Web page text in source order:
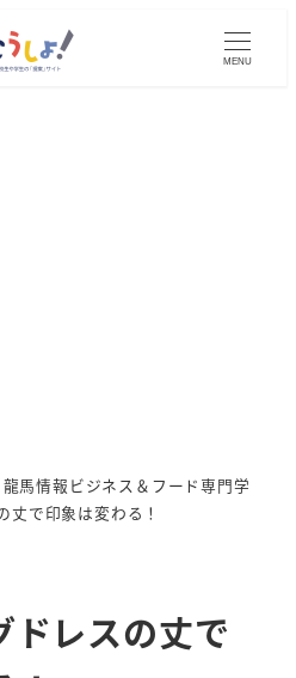
MENU
龍馬情報ビジネス＆フード専門学
丈で印象は変わる！
ドレスの丈で